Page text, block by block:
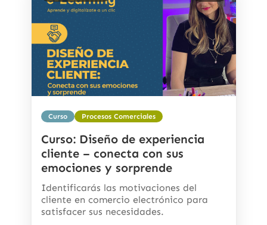
Curso Procesos Comerciales
Curso: Diseño de experiencia
cliente – conecta con sus
emociones y sorprende
Identificarás las motivaciones del
cliente en comercio electrónico para
satisfacer sus necesidades.